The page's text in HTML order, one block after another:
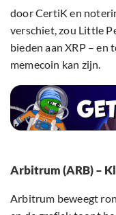
door CertiK en
verschiet, zou Little
bieden aan XRP –
memecoin kan zijn.
Arbitrum (ARB) –
Arbitrum beweegt